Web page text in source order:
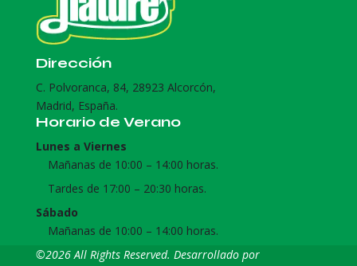
Dirección
C. Polvoranca, 84, 28923 Alcorcón,
Madrid, España.
Horario de Verano
Lunes a Viernes
Mañanas de 10:00 – 14:00 horas.
Tardes de 17:00 – 20:30 horas.
Sábado
Mañanas de 10:00 – 14:00 horas.
©2026 All Rights Reserved. Desarrollado por